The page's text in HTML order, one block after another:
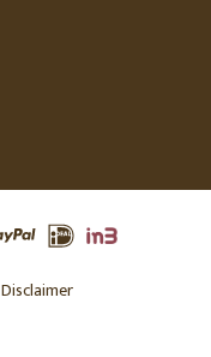
Disclaimer